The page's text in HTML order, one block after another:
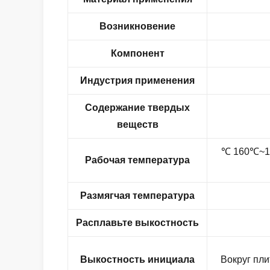
Возникновение
Компонент
Индустрия применения
Содержание твердых
веществ
Рабочая температура
℃ 160
Размягчая температура
Расплавьте выкостность
Выкостность инициала Вокруг